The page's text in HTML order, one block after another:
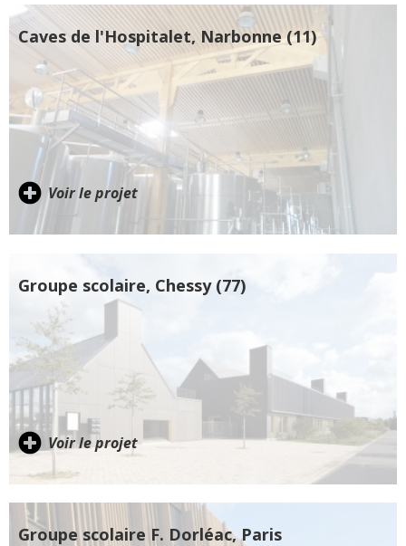
Caves de l'Hospitalet, Narbonne (11)
Voir le projet
Groupe scolaire, Chessy (77)
Voir le projet
Groupe scolaire F. Dorléac, Paris